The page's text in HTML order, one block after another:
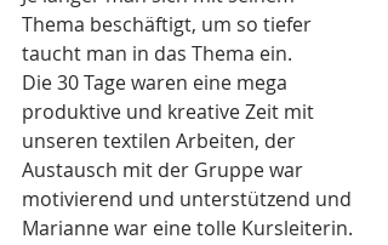
Thema beschäftigt, um so tiefer
taucht man in das Thema ein.
Die 30 Tage waren eine mega
produktive und kreative Zeit mit
unseren textilen Arbeiten, der
Austausch mit der Gruppe war
motivierend und unterstützend und
Marianne war eine tolle Kursleiterin.